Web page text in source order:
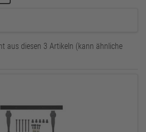
aus diesen 3 Artikeln (kann ähnliche